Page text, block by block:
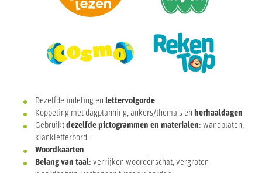
Dezelfde indeling en lettervolgorde
Koppeling met dagplanning, ankers/thema's en herhaaldagen
Gebruikt dezelfde pictogrammen en materialen: wandplaten,
klankletterbord …
Woordkaarten
Belang van taal: verrijken woordenschat, vergroten